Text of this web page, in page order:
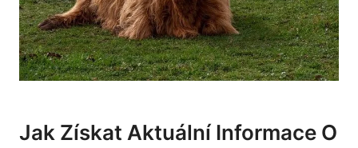
Jak Získat Aktuální Informace O